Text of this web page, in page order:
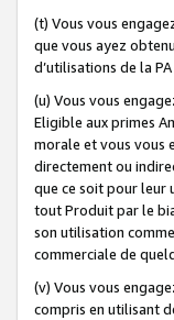
(t) Vous vous
que vous ayez
d’utilisations de la
(u) Vous vous
Eligible aux primes
morale et vous vous
directement ou
que ce soit pour leur
tout Produit par le
son utilisation
commerciale de
(v) Vous vous
compris en utilisant